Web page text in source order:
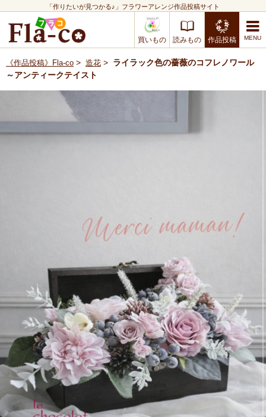
「作りたいが見つかる♪」フラワーアレンジ作品投稿サイト
買いもの 読みもの 作品投稿
《作品投稿》Fla-co > 造花 > ライラック色の薔薇のコフレノワール
～アンティークテイスト